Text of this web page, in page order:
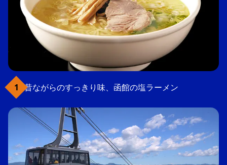
昔ながらのすっきり味、函館の塩ラーメン